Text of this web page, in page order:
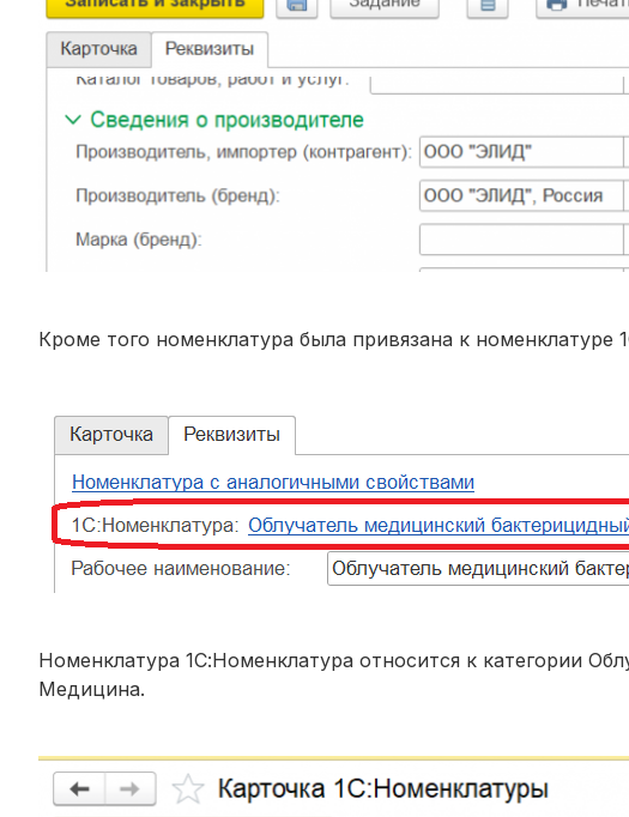
Кроме того номенклатура была привязана к номенклатуре
Номенклатура 1С:Номенклатура относится к категории
Медицина.